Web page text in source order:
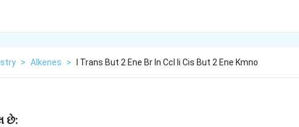
> Alkenes > I Trans But 2 Ene Br In Ccl Ii Cis But 2 Ene Kmno
છે: